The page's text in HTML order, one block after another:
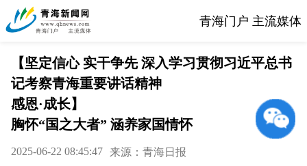
青海门户 主流媒体
【坚定信心 实干争先 深入学习贯彻习近平总书
记考察青海重要讲话精神
感恩·成长】
胸怀“国之大者” 涵养家国情怀
2025-06-22 08:45:47 来源：青海日报